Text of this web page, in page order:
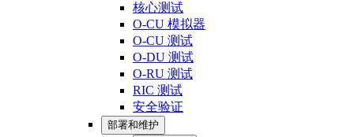
核心测试
O-CU 模拟器
O-CU 测试
O-DU 测试
O-RU 测试
RIC 测试
安全验证
部署和维护